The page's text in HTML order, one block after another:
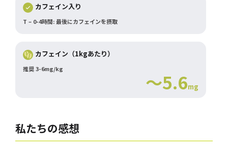
カフェイン入り
T – 0-4時間: 最後にカフェインを摂取
カフェイン（1kgあたり）
推奨 3-6mg/kg
～5.6mg
私たちの感想